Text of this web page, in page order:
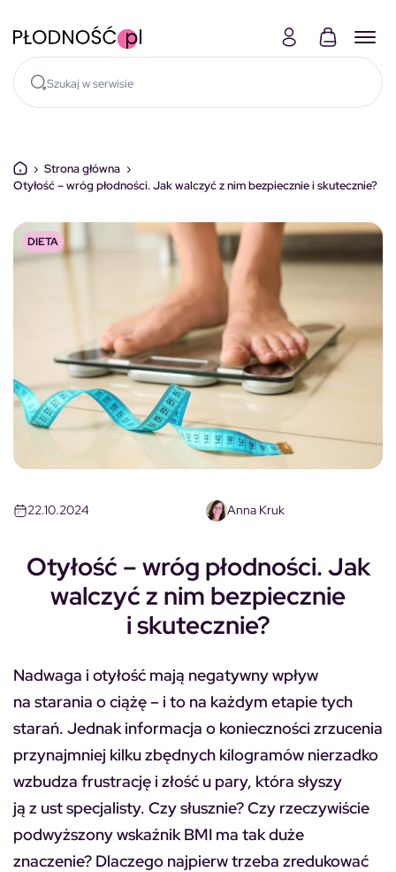
› Strona główna ›
Otyłość – wróg płodności. Jak walczyć z nim bezpiecznie i skutecznie?
DIETA
22.10.2024 Anna Kruk
Otyłość – wróg płodności. Jak
walczyć z nim bezpiecznie
i skutecznie?
Nadwaga i otyłość mają negatywny wpływ
na starania o ciążę – i to na każdym etapie tych
starań. Jednak informacja o konieczności zrzucenia
przynajmniej kilku zbędnych kilogramów nierzadko
wzbudza frustrację i złość u pary, która słyszy
ją z ust specjalisty. Czy słusznie? Czy rzeczywiście
podwyższony wskaźnik BMI ma tak duże
znaczenie? Dlaczego najpierw trzeba zredukować